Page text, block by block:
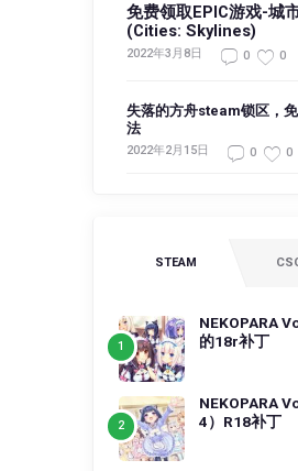
免费领取EPIC游戏-城
(Cities: Skylines)
2022年3月8日 0 0
失落的方舟steam锁区，
法
2022年2月15日 0 0
STEAM
NEKOPARA
的18r补丁
NEKOPARA
4）R18补丁